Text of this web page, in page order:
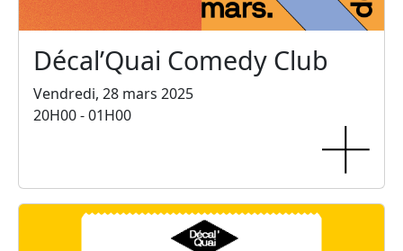
Décal’Quai Comedy Club
Vendredi, 28 mars 2025
20H00 - 01H00